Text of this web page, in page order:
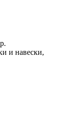
и навески,